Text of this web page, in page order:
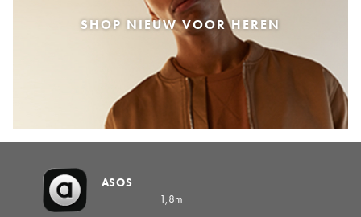
SHOP NIEUW VOOR HEREN
ASOS
1,8m